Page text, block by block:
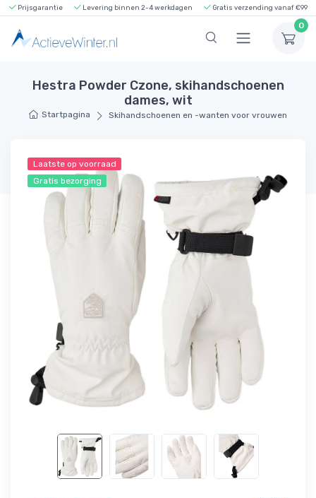
Prijsgarantie Levering binnen 2-4 werkdagen Gratis verzending vanaf €99
0
Hestra Powder Czone, skihandschoenen
dames, wit
Startpagina Skihandschoenen en -wanten voor vrouwen
Laatste op voorraad
Gratis bezorging